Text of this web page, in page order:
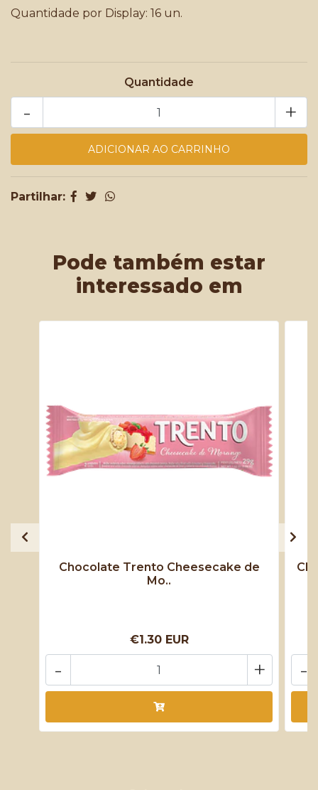
Quantidade por Display: 16 un.
Quantidade
+
-
Partilhar:
Pode também estar
interessado em
Chocolate Trento Cheesecake de
Mo..
€1.30 EUR
+
- -